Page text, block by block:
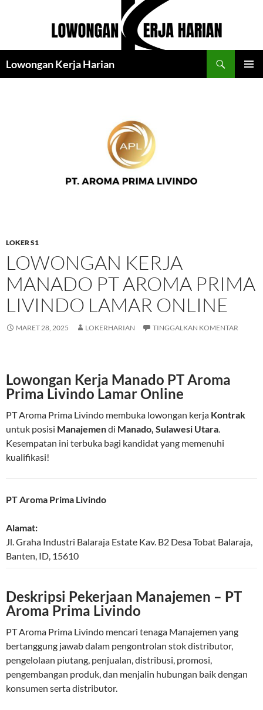
Lowongan Kerja Harian
LOKER S1
LOWONGAN KERJA
MANADO PT AROMA PRIMA
LIVINDO LAMAR ONLINE
MARET 28, 2025 LOKERHARIAN TINGGALKAN KOMENTAR
Lowongan Kerja Manado PT Aroma
Prima Livindo Lamar Online
PT Aroma Prima Livindo membuka lowongan kerja Kontrak
untuk posisi Manajemendi Manado, Sulawesi Utara.
Kesempatan ini terbuka bagi kandidat yang memenuhi
kualifikasi!
PT Aroma Prima Livindo
Alamat:
Jl. Graha Industri Balaraja Estate Kav. B2 Desa Tobat Balaraja,
Banten, ID, 15610
Deskripsi Pekerjaan Manajemen – PT
Aroma Prima Livindo
PT Aroma Prima Livindo mencari tenaga Manajemen yang
bertanggung jawab dalam pengontrolan stok distributor,
pengelolaan piutang, penjualan, distribusi, promosi,
pengembangan produk, dan menjalin hubungan baik dengan
konsumen serta distributor.